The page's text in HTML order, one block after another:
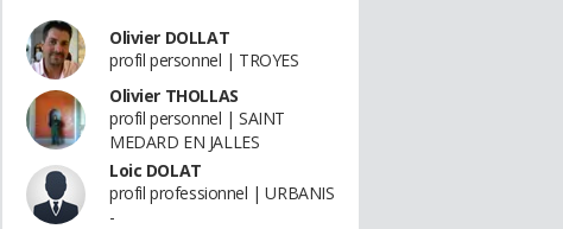
Olivier DOLLAT
profil personnel | TROYES
Olivier THOLLAS
profil personnel | SAINT
MEDARD EN JALLES
Loic DOLAT
profil professionnel | URBANIS
-